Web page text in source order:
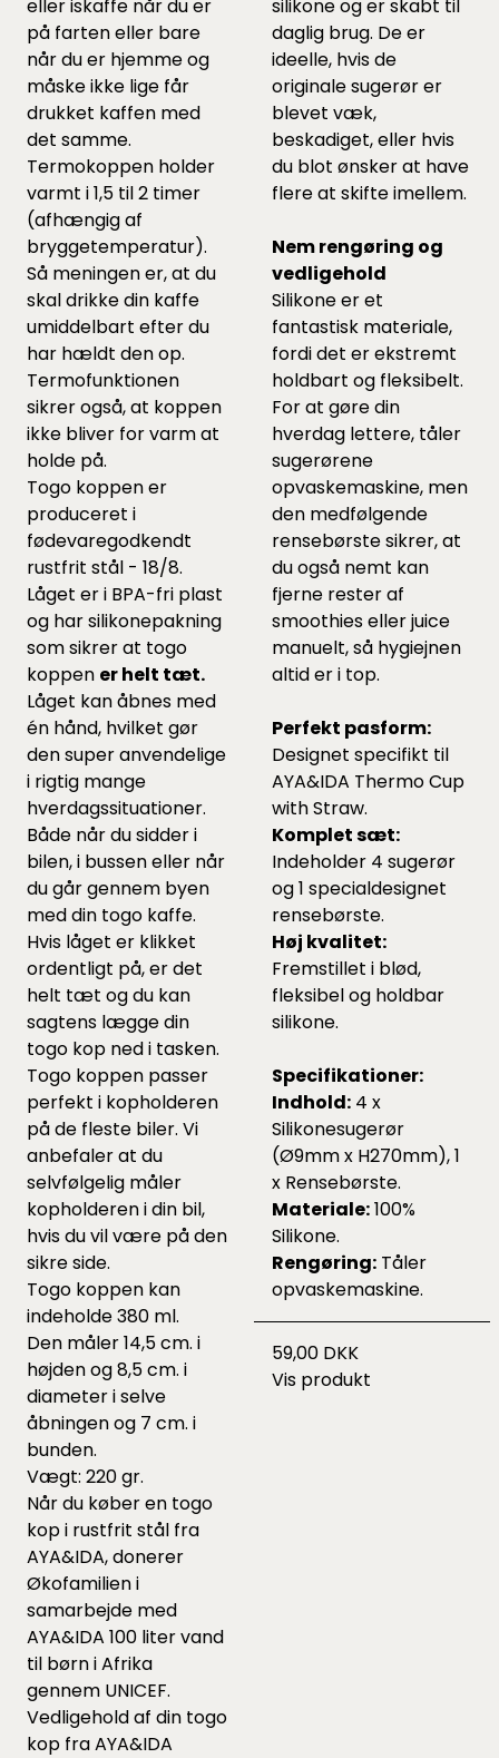
eller iskaffe når du er
på farten eller bare
når du er hjemme og
måske ikke lige får
drukket kaffen med
det samme.
Termokoppen holder
varmt i 1,5 til 2 timer
(afhængig af
bryggetemperatur).
Så meningen er, at du
skal drikke din kaffe
umiddelbart efter du
har hældt den op.
Termofunktionen
sikrer også, at koppen
ikke bliver for varm at
holde på.
Togo koppen er
produceret i
fødevaregodkendt
rustfrit stål - 18/8.
Låget er i BPA-fri plast
og har silikonepakning
som sikrer at togo
koppen er helt tæt.
Låget kan åbnes med
én hånd, hvilket gør
den super anvendelige
i rigtig mange
hverdagssituationer.
Både når du sidder i
bilen, i bussen eller når
du går gennem byen
med din togo kaffe.
Hvis låget er klikket
ordentligt på, er det
helt tæt og du kan
sagtens lægge din
togo kop ned i tasken.
Togo koppen passer
perfekt i kopholderen
på de fleste biler. Vi
anbefaler at du
selvfølgelig måler
kopholderen i din bil,
hvis du vil være på den
sikre side.
Togo koppen kan
indeholde 380 ml.
Den måler 14,5 cm. i
højden og 8,5 cm. i
diameter i selve
åbningen og 7 cm. i
bunden.
Vægt: 220 gr.
Når du køber en togo
kop i rustfrit stål fra
AYA&IDA, donerer
Økofamilien i
samarbejde med
AYA&IDA 100 liter vand
til børn i Afrika
gennem UNICEF.
Vedligehold af din togo
kop fra AYA&IDA
silikone og er skabt til
daglig brug. De er
ideelle, hvis de
originale sugerør er
blevet væk,
beskadiget, eller hvis
du blot ønsker at have
flere at skifte imellem.
Nem rengøring og
vedligehold
Silikone er et
fantastisk materiale,
fordi det er ekstremt
holdbart og fleksibelt.
For at gøre din
hverdag lettere, tåler
sugerørene
opvaskemaskine, men
den medfølgende
rensebørste sikrer, at
du også nemt kan
fjerne rester af
smoothies eller juice
manuelt, så hygiejnen
altid er i top.
Perfekt pasform:
Designet specifikt til
AYA&IDA Thermo Cup
with Straw.
Komplet sæt:
Indeholder 4 sugerør
og 1 specialdesignet
rensebørste.
Høj kvalitet:
Fremstillet i blød,
fleksibel og holdbar
silikone.
Specifikationer:
Indhold: 4 x
Silikonesugerør
(Ø9mm x H270mm), 1
x Rensebørste.
Materiale:100%
Silikone.
Rengøring: Tåler
opvaskemaskine.
59,00 DKK
Vis produkt